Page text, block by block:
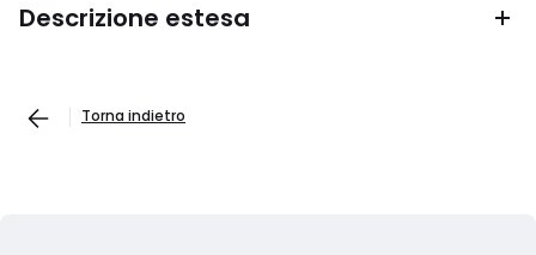
Descrizione estesa
Torna indietro